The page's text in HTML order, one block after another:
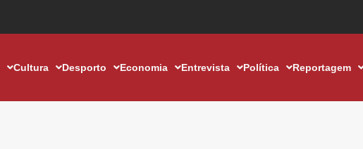
Cultura Desporto Economia Entrevista Política Reportagem